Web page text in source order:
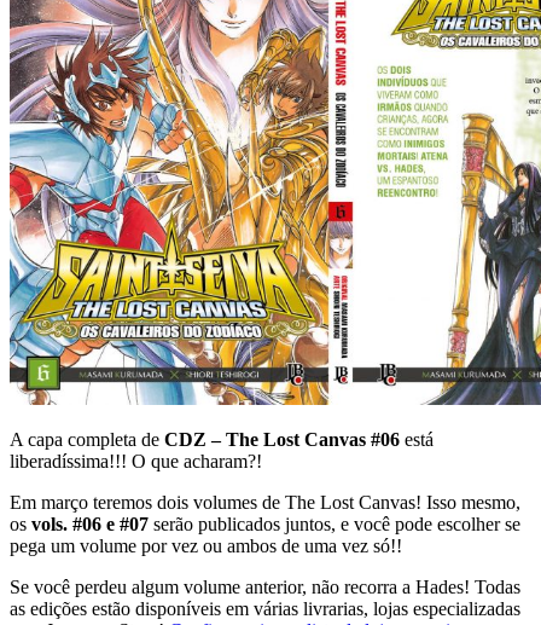
A capa completa de CDZ – The Lost Canvas #06 está
liberadíssima!!! O que acharam?!
Em março teremos dois volumes de The Lost Canvas! Isso mesmo,
os vols. #06 e #07 serão publicados juntos, e você pode escolher se
pega um volume por vez ou ambos de uma vez só!!
Se você perdeu algum volume anterior, não recorra a Hades! Todas
as edições estão disponíveis em várias livrarias, lojas especializadas